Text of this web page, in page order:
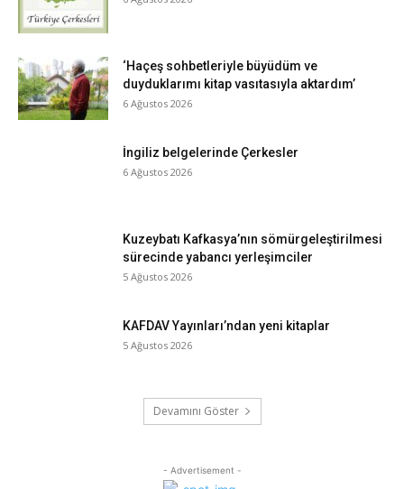
‘Haçeş sohbetleriyle büyüdüm ve
duyduklarımı kitap vasıtasıyla aktardım’
6 Ağustos 2026
İngiliz belgelerinde Çerkesler
6 Ağustos 2026
Kuzeybatı Kafkasya’nın sömürgeleştirilmesi
sürecinde yabancı yerleşimciler
5 Ağustos 2026
KAFDAV Yayınları’ndan yeni kitaplar
5 Ağustos 2026
Devamını Göster
- Advertisement -